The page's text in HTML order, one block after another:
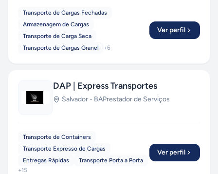
Transporte de Cargas Fechadas
Armazenagem de Cargas
Transporte de Carga Seca
Transporte de Cargas Granel
+6
Ver perfil
DAP | Express Transportes
Salvador - BAPrestador de Serviços
Transporte de Containers
Transporte Expresso de Cargas
Entregas Rápidas
Transporte Porta a Porta
+15
Ver perfil